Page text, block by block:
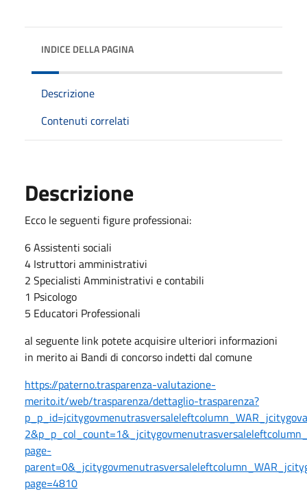
INDICE DELLA PAGINA
Descrizione
Contenuti correlati
Descrizione
Ecco le seguenti figure professionai:
6 Assistenti sociali
4 Istruttori amministrativi
2 Specialisti Amministrativi e contabili
1 Psicologo
5 Educatori Professionali
al seguente link potete acquisire ulteriori informazioni
in merito ai Bandi di concorso indetti dal comune
https://paterno.trasparenza-valutazione-
merito.it/web/trasparenza/dettaglio-trasparenza?
page-
page=4810